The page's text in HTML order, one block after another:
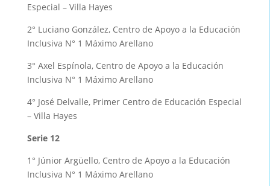
Especial – Villa Hayes
2° Luciano González, Centro de Apoyo a la Educación
Inclusiva N° 1 Máximo Arellano
3° Axel Espínola, Centro de Apoyo a la Educación
Inclusiva N° 1 Máximo Arellano
4° José Delvalle, Primer Centro de Educación Especial
– Villa Hayes
Serie 12
1° Júnior Argüello, Centro de Apoyo a la Educación
Inclusiva N° 1 Máximo Arellano